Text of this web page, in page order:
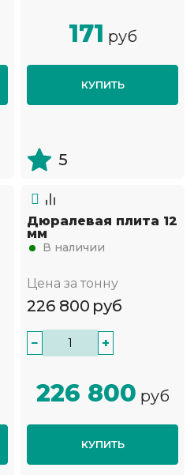
171 руб
КУПИТЬ
5
Дюралевая плита 12
мм
В наличии
Цена за тонну
226 800 руб
− +
226 800 руб
КУПИТЬ